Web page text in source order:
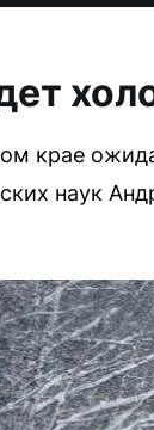
крае
наук